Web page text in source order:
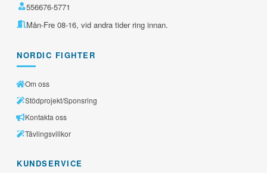
556676-5771
Mån-Fre 08-16, vid andra tider ring innan.
NORDIC FIGHTER
Om oss
Stödprojekt/Sponsring
Kontakta oss
Tävlingsvillkor
KUNDSERVICE